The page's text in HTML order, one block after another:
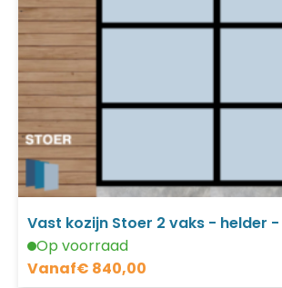
Vast kozijn Stoer 2 vaks - helder
Op voorraad
Vanaf€ 840,00